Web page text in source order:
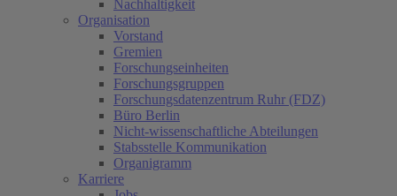
Nachhaltigkeit
Organisation
Vorstand
Gremien
Forschungseinheiten
Forschungsgruppen
Forschungsdatenzentrum Ruhr (FDZ)
Büro Berlin
Nicht-wissenschaftliche Abteilungen
Stabsstelle Kommunikation
Organigramm
Karriere